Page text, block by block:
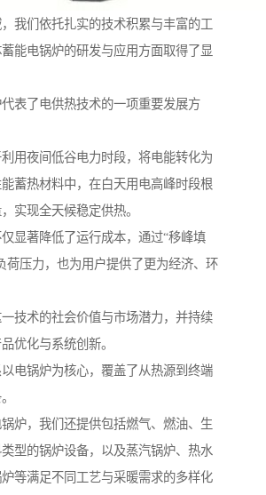
我们依托扎实的技术积累与丰富的工
能电锅炉的研发与应用方面取得了显
表了电供热技术的一项重要发展方
用夜间低谷电力时段，将电能转化为
蓄热材料中，在白天用电高峰时段根
实现全天候稳定供热。
显著降低了运行成本，通过“移峰填
荷压力，也为用户提供了更为经济、环
技术的社会价值与市场潜力，并持续
优化与系统创新。
电锅炉为核心，覆盖了从热源到终端
炉，我们还提供包括燃气、燃油、生
型的锅炉设备，以及蒸汽锅炉、热水
等满足不同工艺与采暖需求的多样化